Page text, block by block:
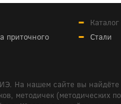
приточного
Стали
На нашем сайте вы
методичек (методических